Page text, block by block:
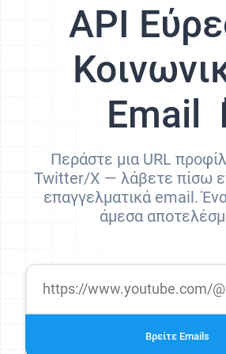
API
Email
Περάστε μια URL
Twitter/X — λάβετε πίσω
επαγγελματικά email.
άμεσα
Βρείτε Emails